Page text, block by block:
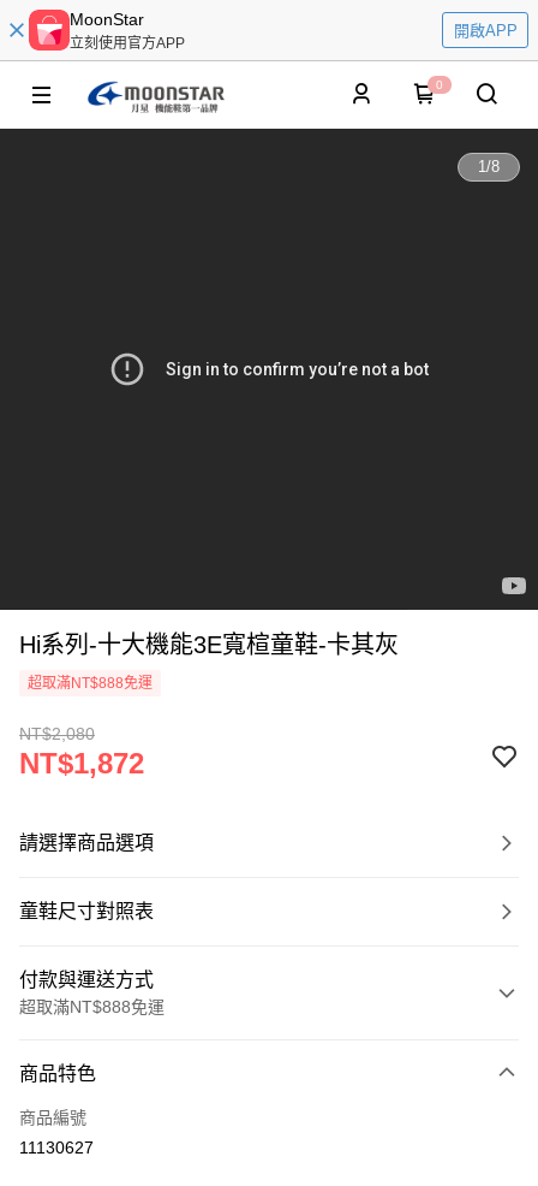
MoonStar
立刻使用官方APP
開啟APP
0
1/8
Hi系列-十大機能3E寬楦童鞋-卡其灰
超取滿NT$888免運
NT$2,080
NT$1,872
請選擇商品選項
童鞋尺寸對照表
付款與運送方式
超取滿NT$888免運
信用卡一次付款
信用卡分期付款
商品特色
商品編號
11130627